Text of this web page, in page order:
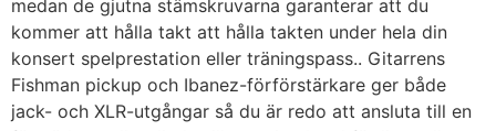
medan de gjutna stämskruvarna garanterar att du
kommer att hålla takt att hålla takten under hela din
konsert spelprestation eller träningspass.. Gitarrens
Fishman pickup och Ibanez-förförstärkare ger både
jack- och XLR-utgångar så du är redo att ansluta till en